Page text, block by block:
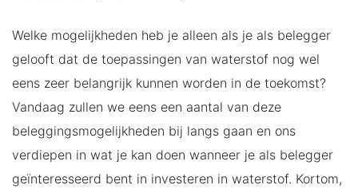
Welke mogelijkheden heb je alleen als je als belegger
gelooft dat de toepassingen van waterstof nog wel
eens zeer belangrijk kunnen worden in de toekomst?
Vandaag zullen we eens een aantal van deze
beleggingsmogelijkheden bij langs gaan en ons
verdiepen in wat je kan doen wanneer je als belegger
geïnteresseerd bent in investeren in waterstof. Kortom,